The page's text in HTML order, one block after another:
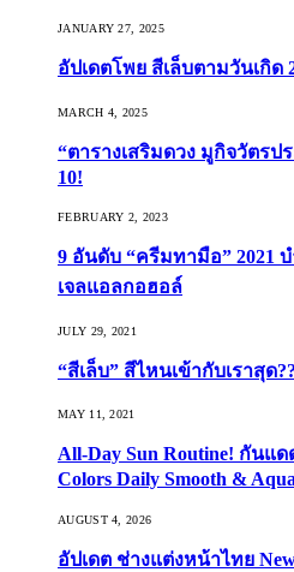
JANUARY 27, 2025
อัปเดตโพย สีเล็บตามวันเกิด
MARCH 4, 2025
“ตารางเสริมดวง มูกิจวัตรป
10!
FEBRUARY 2, 2023
9 อันดับ “ครีมทามือ” 2021
เจลแอลกอฮอล์
JULY 29, 2021
“สีเล็บ” สีไหนเข้ากับเราสุด
MAY 11, 2021
All-Day Sun Routine! กันแด
Colors Daily Smooth &
AUGUST 4, 2026
อัปเดต ช่างแต่งหน้าไทย